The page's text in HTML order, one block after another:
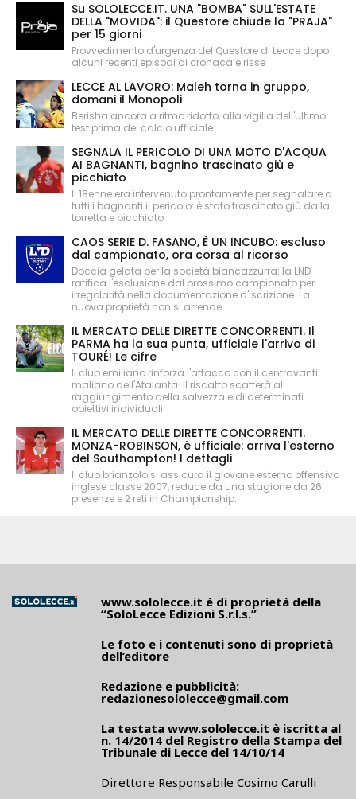
Su SOLOLECCE.IT. UNA "BOMBA" SULL'ESTATE
DELLA "MOVIDA": il Questore chiude la "PRAJA"
per 15 giorni
Provvedimento d'urgenza del Questore di Lecce dopo
alcuni recenti episodi di cronaca e risse
LECCE AL LAVORO: Maleh torna in gruppo,
domani il Monopoli
Berisha ancora a ritmo ridotto, alla vigilia dell'ultimo
test prima del calcio ufficiale
SEGNALA IL PERICOLO DI UNA MOTO D'ACQUA
AI BAGNANTI, bagnino trascinato giù e
picchiato
Il 18enne era intervenuto prontamente per segnalare a
tutti i bagnanti il pericolo: è stato trascinato giù dalla
torretta e picchiato
CAOS SERIE D. FASANO, È UN INCUBO: escluso
dal campionato, ora corsa al ricorso
Doccia gelata per la società biancazzurra: la LND
ratifica l'esclusione dal prossimo campionato per
irregolarità nella documentazione d'iscrizione. La
nuova proprietà non si arrende.
IL MERCATO DELLE DIRETTE CONCORRENTI. Il
PARMA ha la sua punta, ufficiale l'arrivo di
TOURÉ! Le cifre
Il club emiliano rinforza l'attacco con il centravanti
maliano dell'Atalanta. Il riscatto scatterà al
raggiungimento della salvezza e di determinati
obiettivi individuali.
IL MERCATO DELLE DIRETTE CONCORRENTI.
MONZA-ROBINSON, è ufficiale: arriva l'esterno
del Southampton! I dettagli
Il club brianzolo si assicura il giovane esterno offensivo
inglese classe 2007, reduce da una stagione da 26
presenze e 2 reti in Championship.
www.sololecce.it è di proprietà della
“SoloLecce Edizioni S.r.l.s.”
Le foto e i contenuti sono di proprietà
dell’editore
Redazione e pubblicità:
redazionesololecce@gmail.com
La testata www.sololecce.it è iscritta al
n. 14/2014 del Registro della Stampa del
Tribunale di Lecce del 14/10/14
Direttore Responsabile Cosimo Carulli